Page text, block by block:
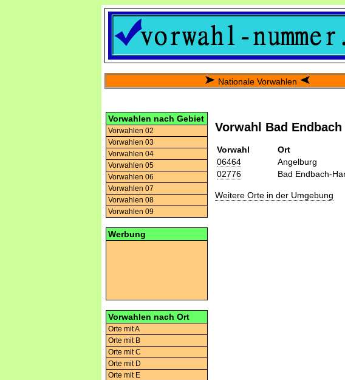
Nationale Vorwahlen
Vorwahlen nach Gebiet
Vorwahlen 02
Vorwahlen 03
Vorwahlen 04
Vorwahlen 05
Vorwahlen 06
Vorwahlen 07
Vorwahlen 08
Vorwahlen 09
Werbung
Vorwahlen nach Ort
Orte mit A
Orte mit B
Orte mit C
Orte mit D
Orte mit E
Vorwahl Bad Endbach
Vorwahl Ort
06464
Angelburg
02776
Bad Endbach-
Weitere Orte in der Umgebung